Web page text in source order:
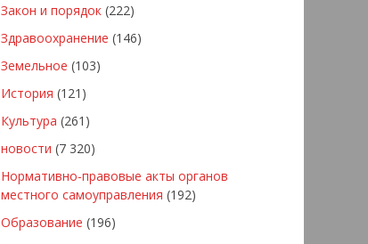
Закон и порядок (222)
Здравоохранение (146)
Земельное (103)
История (121)
Культура (261)
новости (7 320)
Нормативно-правовые акты органов
местного самоуправления (192)
Образование (196)